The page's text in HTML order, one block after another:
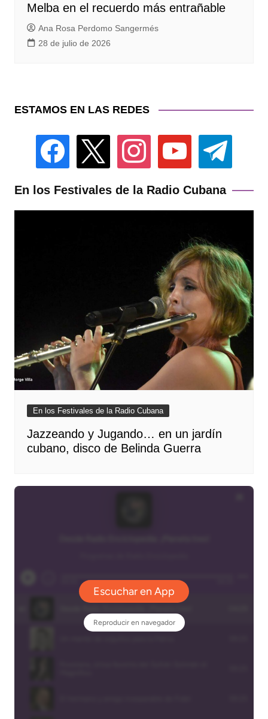
Melba en el recuerdo más entrañable
Ana Rosa Perdomo Sangermés
28 de julio de 2026
ESTAMOS EN LAS REDES
facebook instagram youtube telegram
En los Festivales de la Radio Cubana
En los Festivales de la Radio Cubana
Jazzeando y Jugando… en un jardín
cubano, disco de Belinda Guerra